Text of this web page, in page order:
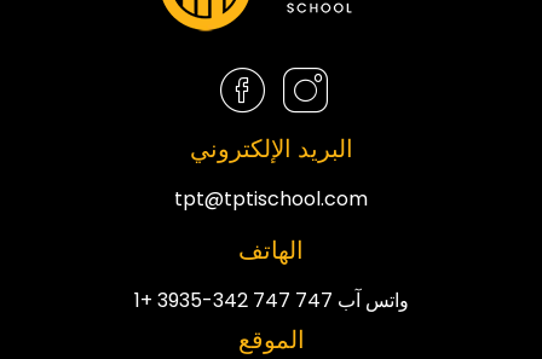
البريد الإلكتروني
tpt@tptischool.com
الهاتف
واتس آب 747 747 342-3935 +1
الموقع